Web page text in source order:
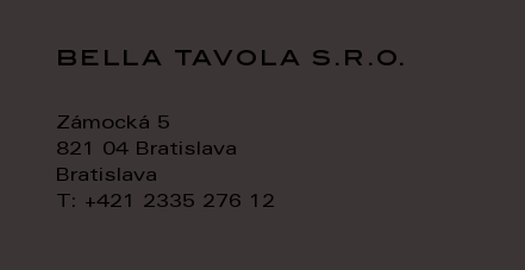
bella tavola s.r.o.
Zámocká 5
821 04 Bratislava
Bratislava
T: +421 2335 276 12